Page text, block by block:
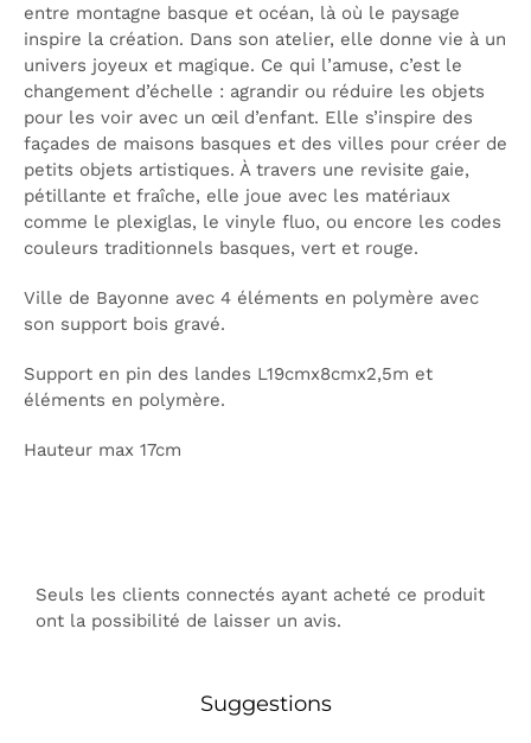
entre montagne basque et océan, là où le paysage
inspire la création. Dans son atelier, elle donne vie à un
univers joyeux et magique. Ce qui l’amuse, c’est le
changement d’échelle : agrandir ou réduire les objets
pour les voir avec un œil d’enfant. Elle s’inspire des
façades de maisons basques et des villes pour créer de
petits objets artistiques. À travers une revisite gaie,
pétillante et fraîche, elle joue avec les matériaux
comme le plexiglas, le vinyle fluo, ou encore les codes
couleurs traditionnels basques, vert et rouge.
Ville de Bayonne avec 4 éléments en polymère avec
son support bois gravé.
Support en pin des landes L19cmx8cmx2,5m et
éléments en polymère.
Hauteur max 17cm
Seuls les clients connectés ayant acheté ce produit
ont la possibilité de laisser un avis.
Suggestions